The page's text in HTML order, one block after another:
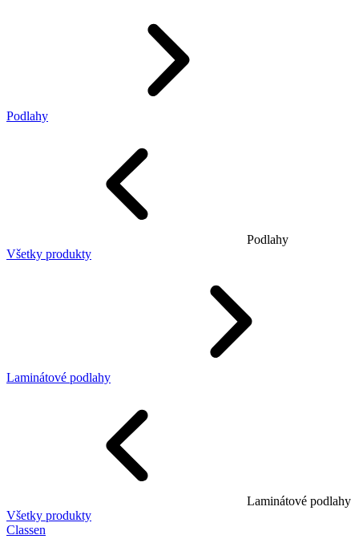
Podlahy
Podlahy
Všetky produkty
Laminátové podlahy
Laminátové podlahy
Všetky produkty
Classen